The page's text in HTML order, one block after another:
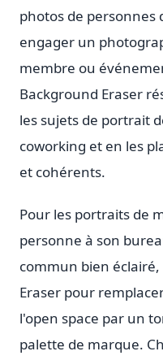
photos de personnes
engager un
membre ou
Background Eraser
les sujets de portrait
coworking et en les
et cohérents.
Pour les portraits de
personne à son
commun bien
Eraser pour
l'open space par un
palette de marque.